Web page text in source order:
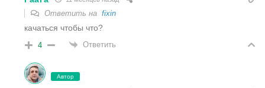
Ответить на fixin
качаться чтобы что?
4 Ответить
Автор